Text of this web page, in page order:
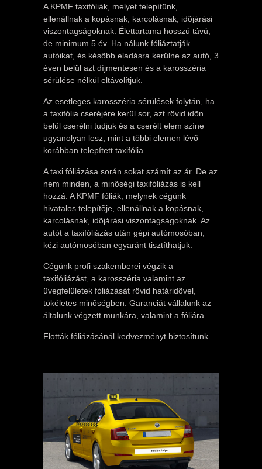
A KPMF taxifóliák, melyet telepítünk,
ellenállnak a kopásnak, karcolásnak, idõjárási
viszontagságoknak. Élettartama hosszú távú,
de minimum 5 év. Ha nálunk fóliáztatják
autóikat, és késõbb eladásra kerülne az autó, 3
éven belül azt díjmentesen és a karosszéria
sérülése nélkül eltávolítjuk.
Az esetleges karosszéria sérülések folytán, ha
a taxifólia cseréjére kerül sor, azt rövid idõn
belül cserélni tudjuk és a cserélt elem színe
ugyanolyan lesz, mint a többi elemen lévõ
korábban telepített taxifólia.
A taxi fóliázása során sokat számít az ár. De az
nem minden, a minõségi taxifóliázás is kell
hozzá. A KPMF fóliák, melynek cégünk
hivatalos telepítõje, ellenállnak a kopásnak,
karcolásnak, idõjárási viszontagságoknak. Az
autót a taxifóliázás után gépi autómosóban,
kézi autómosóban egyaránt tisztíthatjuk.
Cégünk profi szakemberei végzik a
taxifóliázást, a karosszéria valamint az
üvegfelületek fóliázását rövid határidõvel,
tökéletes minõségben. Garanciát vállalunk az
általunk végzett munkára, valamint a fóliára.
Flották fóliázásánál kedvezményt biztosítunk.